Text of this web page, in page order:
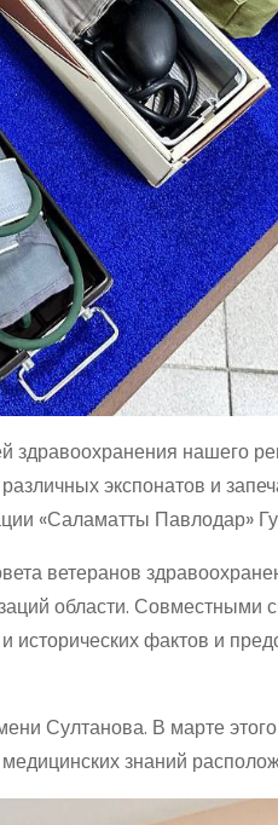
нашего
экспонатов и
«Саламатты Павлодар»
ветеранов
области. Совместными
фактов и
Султанова. В марте
знаний